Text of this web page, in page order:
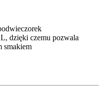
dzięki czemu pozwala
smakiem